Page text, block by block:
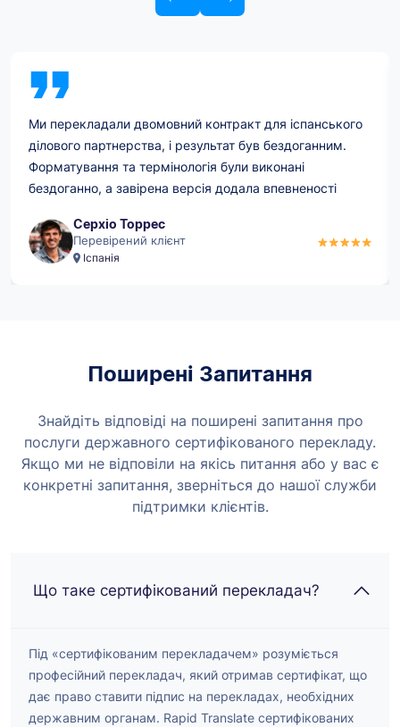
Ми перекладали двомовний контракт для іспанського
ділового партнерства, і результат був бездоганним.
Форматування та термінологія були виконані
бездоганно, а завірена версія додала впевненості
Серхіо Торрес
Перевірений клієнт
Іспанія
Поширені Запитання
Знайдіть відповіді на поширені запитання про
послуги державного сертифікованого перекладу.
Якщо ми не відповіли на якісь питання або у вас є
конкретні запитання, зверніться до нашої служби
підтримки клієнтів.
Що таке сертифікований перекладач?
Під «сертифікованим перекладачем» розуміється
професійний перекладач, який отримав сертифікат, що
дає право ставити підпис на перекладах, необхідних
державним органам. Rapid Translate сертифікованих